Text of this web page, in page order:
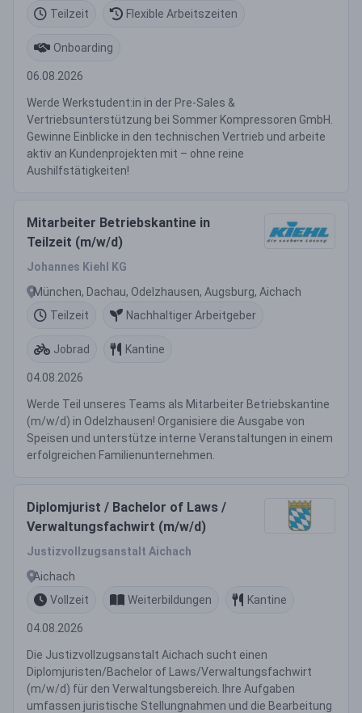
Teilzeit
Flexible Arbeitszeiten
Onboarding
06.08.2026
Werde Werkstudent:in in der Pre-Sales &
Vertriebsunterstützung bei Sommer Kompressoren GmbH.
Gewinne Einblicke in den technischen Vertrieb und arbeite
aktiv an Kundenprojekten mit – ohne reine
Aushilfstätigkeiten!
Mitarbeiter Betriebskantine in
Teilzeit (m/w/d)
Johannes Kiehl KG
München, Dachau, Odelzhausen, Augsburg, Aichach
Teilzeit
Nachhaltiger Arbeitgeber
Jobrad Kantine
04.08.2026
Werde Teil unseres Teams als Mitarbeiter Betriebskantine
(m/w/d) in Odelzhausen! Organisiere die Ausgabe von
Speisen und unterstütze interne Veranstaltungen in einem
erfolgreichen Familienunternehmen.
Diplomjurist / Bachelor of Laws /
Verwaltungsfachwirt (m/w/d)
Justizvollzugsanstalt Aichach
Aichach
Vollzeit
Weiterbildungen Kantine
04.08.2026
Die Justizvollzugsanstalt Aichach sucht einen
Diplomjuristen/Bachelor of Laws/Verwaltungsfachwirt
(m/w/d) für den Verwaltungsbereich. Ihre Aufgaben
umfassen juristische Stellungnahmen und die Bearbeitung